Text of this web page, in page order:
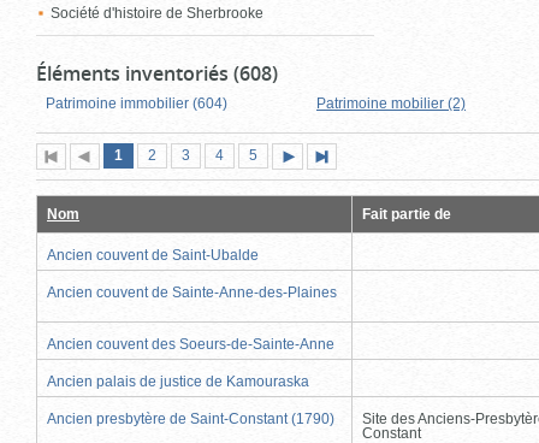
Société d'histoire de Sherbrooke
Éléments inventoriés (608)
Patrimoine immobilier (604) Patrimoine mobilier (2)
Première
page
Page
précédente
Page
1 (page
actuelle)
Page
2 Page
3 Page
4 Page
5
suivante
page
Nom Fait partie de
Ancien couvent de Saint-Ubalde
Ancien couvent de Sainte-Anne-des-Plaines
Ancien couvent des Soeurs-de-Sainte-Anne
Ancien palais de justice de Kamouraska
Ancien presbytère de Saint-Constant (1790)
Site des Anciens-
Constant